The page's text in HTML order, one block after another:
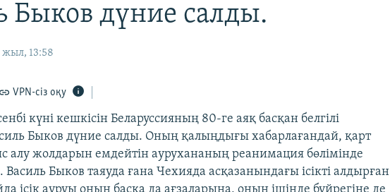
Быков дүние салды.
13:58
VPN-сіз оқу
күні кешкісін Беларуссияның 80-ге аяқ басқан белгілі
Быков дүние салды. Оның қалыңдығы хабарлағандай, қарт
жолдарын емдейтін аурухананың реанимация бөлімінде
Быков таяуда ғана Чехияда асқазанындағы ісікті алдырған